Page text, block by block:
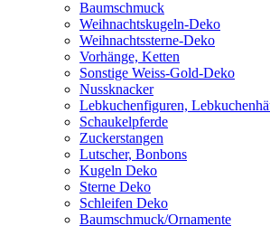
Baumschmuck
Weihnachtskugeln-Deko
Weihnachtssterne-Deko
Vorhänge, Ketten
Sonstige Weiss-Gold-Deko
Nussknacker
Lebkuchenfiguren,
Schaukelpferde
Zuckerstangen
Lutscher, Bonbons
Kugeln Deko
Sterne Deko
Schleifen Deko
Baumschmuck/Ornamente